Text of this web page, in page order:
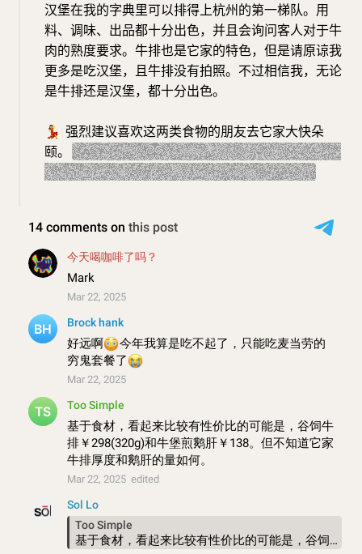
汉堡在我的字典里可以排得上杭州的第一梯队。用
料、调味、出品都十分出色，并且会询问客人对于牛
肉的熟度要求。牛排也是它家的特色，但是请原谅我
更多是吃汉堡，且牛排没有拍照。不过相信我，无论
是牛排还是汉堡，都十分出色。
💃 强烈建议喜欢这两类食物的朋友去它家大快朵
颐。 btw，不知道老板是不是面向某连锁对标，店内
周一汉堡买一赠一，周四谷饲牛排第二份半价。